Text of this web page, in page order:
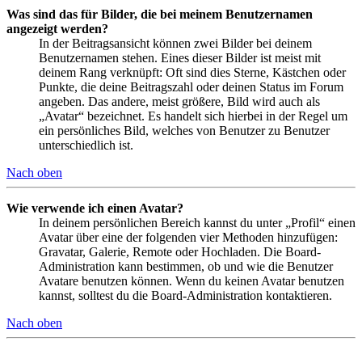
Was sind das für Bilder, die bei meinem Benutzernamen
angezeigt werden?
In der Beitragsansicht können zwei Bilder bei deinem
Benutzernamen stehen. Eines dieser Bilder ist meist mit
deinem Rang verknüpft: Oft sind dies Sterne, Kästchen oder
Punkte, die deine Beitragszahl oder deinen Status im Forum
angeben. Das andere, meist größere, Bild wird auch als
„Avatar“ bezeichnet. Es handelt sich hierbei in der Regel um
ein persönliches Bild, welches von Benutzer zu Benutzer
unterschiedlich ist.
Nach oben
Wie verwende ich einen Avatar?
In deinem persönlichen Bereich kannst du unter „Profil“ einen
Avatar über eine der folgenden vier Methoden hinzufügen:
Gravatar, Galerie, Remote oder Hochladen. Die Board-
Administration kann bestimmen, ob und wie die Benutzer
Avatare benutzen können. Wenn du keinen Avatar benutzen
kannst, solltest du die Board-Administration kontaktieren.
Nach oben